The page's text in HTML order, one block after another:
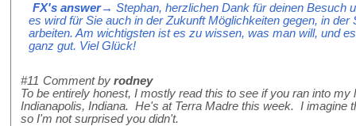
FX's answer→ Stephan, herzlichen Dank für deinen Besuch
es wird für Sie auch in der Zukunft Möglichkeiten gegen, in
arbeiten. Am wichtigsten ist es zu wissen, was man will, und
ganz gut. Viel Glück!
#11 Comment by rodney
To be entirely honest, I mostly read this to see if you ran into
Indianapolis, Indiana. He's at Terra Madre this week. I imagine
so I'm not surprised you didn't.